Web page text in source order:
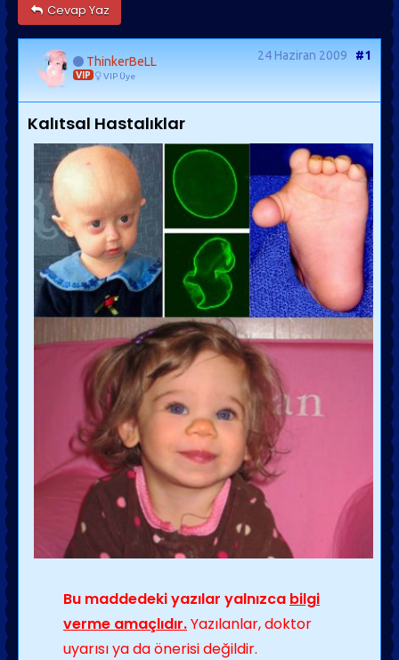
Cevap Yaz
ThinkerBeLL
VIP VIP Üye
24 Haziran 2009 #1
Kalıtsal Hastalıklar
Bu maddedeki yazılar yalnızca bilgi
verme amaçlıdır.Yazılanlar, doktor
uyarısı ya da önerisi değildir.